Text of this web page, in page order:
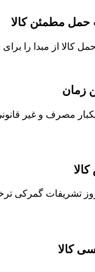
حمل مطمئن کالا
کالا از مبدا را برای
زمان
مصرف و غیر
تشریفات
کالا